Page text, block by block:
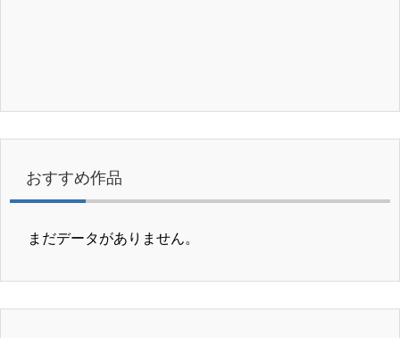
おすすめ作品
まだデータがありません。